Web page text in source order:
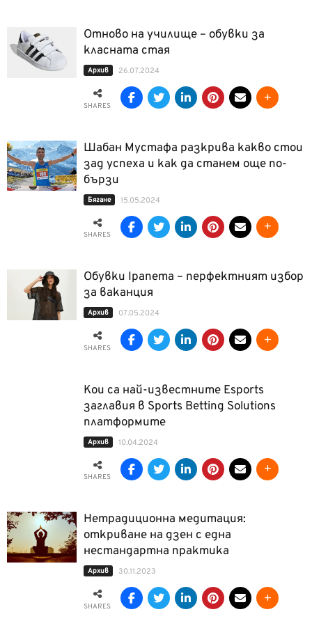
Отново на училище – обувки за
класната стая
Архив 26.07.2024
SHARES
Шабан Мустафа разкрива какво стои
зад успеха и как да станем още по-
бързи
Бягане 15.05.2024
SHARES
Обувки Ipanema – перфектният избор
за ваканция
Архив 07.05.2024
SHARES
Кои са най-известните Esports
заглавия в Sports Betting Solutions
платформите
Архив 10.04.2024
SHARES
Нетрадиционна медитация:
откриване на дзен с една
нестандартна практика
Архив 30.11.2023
SHARES